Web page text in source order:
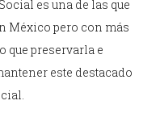
es una de las que
México pero con más
que preservarla e
este destacado